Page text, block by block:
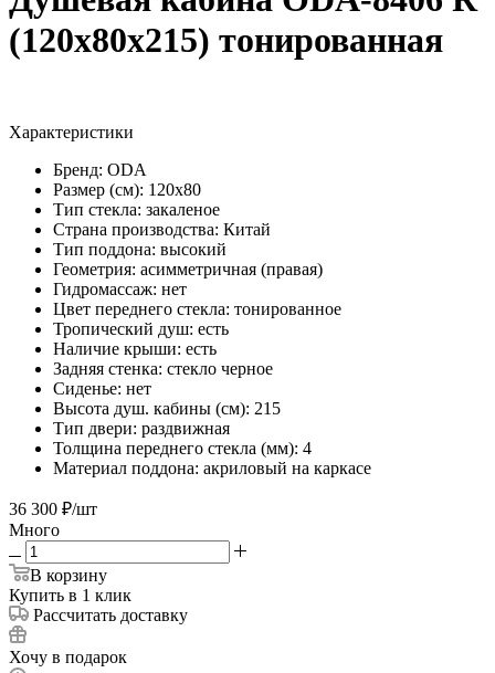
(120х80х215) тонированная
Характеристики
Бренд: ODA
Размер (см): 120х80
Тип стекла: закаленое
Страна производства: Китай
Тип поддона: высокий
Геометрия: асимметричная (правая)
Гидромассаж: нет
Цвет переднего стекла: тонированное
Тропический душ: есть
Наличие крыши: есть
Задняя стенка: стекло черное
Сиденье: нет
Высота душ. кабины (см): 215
Тип двери: раздвижная
Толщина переднего стекла (мм): 4
Материал поддона: акриловый на каркасе
36 300 ₽/шт
Много
В корзину
Купить в 1 клик
Рассчитать доставку
Хочу в подарок